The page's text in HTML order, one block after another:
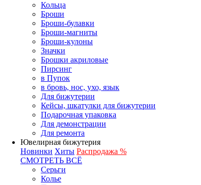
Кольца
Броши
Броши-булавки
Броши-магниты
Броши-кулоны
Значки
Брошки акриловые
Пирсинг
в Пупок
в бровь, нос, ухо, язык
Для бижутерии
Кейсы, шкатулки для бижутерии
Подарочная упаковка
Для демонстрации
Для ремонта
Ювелирная бижутерия
Новинки Хиты Распродажа %
СМОТРЕТЬ ВСЁ
Серьги
Колье